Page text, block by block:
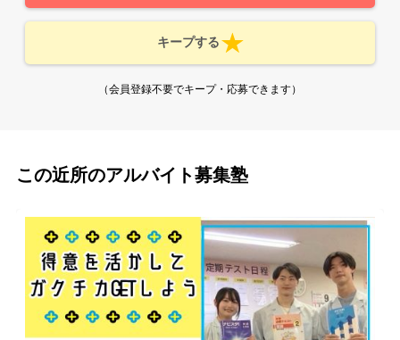
キープする
（会員登録不要でキープ・応募できます）
この近所のアルバイト募集塾